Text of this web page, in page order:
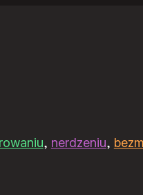
, nerdzeniu,